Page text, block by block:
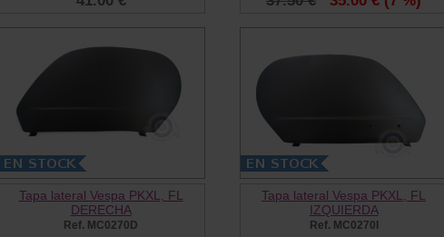
Tapa lateral Vespa PKXL, FL
DERECHA
Ref. MC0270D
Tapa lateral Vespa PKXL, FL
IZQUIERDA
Ref. MC0270I